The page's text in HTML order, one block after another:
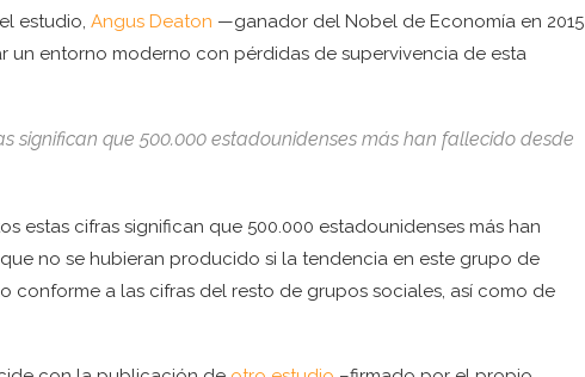
estudio, Angus Deaton —ganador del Nobel de Economía en 2015
un entorno moderno con pérdidas de supervivencia de esta
significan que 500.000 estadounidenses más han fallecido desde
estas cifras significan que 500.000 estadounidenses más han
no se hubieran producido si la tendencia en este grupo de
conforme a las cifras del resto de grupos sociales, así como de